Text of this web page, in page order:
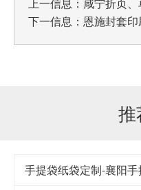
上一信息： 咸宁折页
下一信息： 恩施封套
推
手提袋纸袋定制-襄阳